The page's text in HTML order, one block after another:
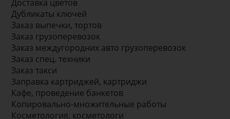
Доставка цветов
Дубликаты ключей
Заказ выпечки, тортов
Заказ грузоперевозок
Заказ междугородних авто грузоперевозок
Заказ спец. техники
Заказ такси
Заправка картриджей, картриджи
Кафе, проведение банкетов
Копировально-множительные работы
Косметология, косметологи